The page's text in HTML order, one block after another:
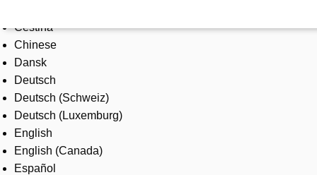
Products & Solutions
Industries
Services
About us
Where to buy
Contact us
Careers
Čeština
Chinese
Dansk
Deutsch
Deutsch (Schweiz)
Deutsch (Luxemburg)
English
English (Canada)
Español